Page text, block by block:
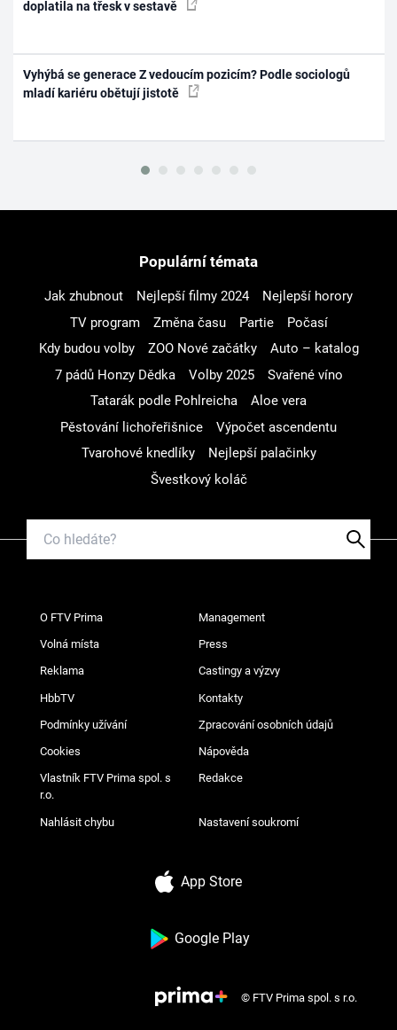
doplatila na třesk v sestavě
Vyhýbá se generace Z vedoucím pozicím? Podle sociologů
mladí kariéru obětují jistotě
Populární témata
Jak zhubnout Nejlepší filmy 2024
Nejlepší horory
TV program
Změna času Partie
Počasí
Kdy budou volby
ZOO Nové začátky
Auto – katalog
7 pádů Honzy Dědka
Volby 2025
Svařené víno
Tatarák podle Pohlreicha
Aloe vera
Pěstování lichořeřišnice
Výpočet ascendentu
Tvarohové knedlíky
Nejlepší palačinky
Švestkový koláč
O FTV Prima Management
Volná místa Press
Reklama Castingy a výzvy
HbbTV Kontakty
Podmínky užívání Zpracování osobních údajů
Cookies Nápověda
Vlastník FTV Prima spol. s
r.o.
Redakce
Nahlásit chybu Nastavení soukromí
App Store
Google Play
© FTV Prima spol. s r.o.